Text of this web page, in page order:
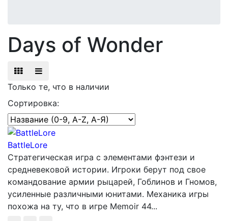
Days of Wonder
Только те, что в наличии
Сортировка:
BattleLore
Стратегическая игра с элементами фэнтези и
средневековой истории. Игроки берут под свое
командование армии рыцарей, Гоблинов и Гномов,
усиленные различными юнитами. Механика игры
похожа на ту, что в игре Memoir 44...